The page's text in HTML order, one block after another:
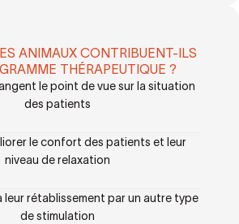
ANIMAUX CONTRIBUENT-ILS
THÉRAPEUTIQUE ?
le point de vue sur la situation
des patients
le confort des patients et leur
niveau de relaxation
leur rétablissement par un autre type
de stimulation